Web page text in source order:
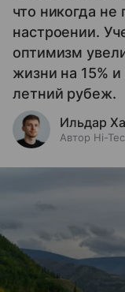
что никогда
настроении.
оптимизм
жизни на 15%
летний рубеж.
Ильдар
Автор Hi-